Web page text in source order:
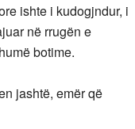
ishte i kudogjndur, i
në rrugën e
botime.
jashtë, emër që